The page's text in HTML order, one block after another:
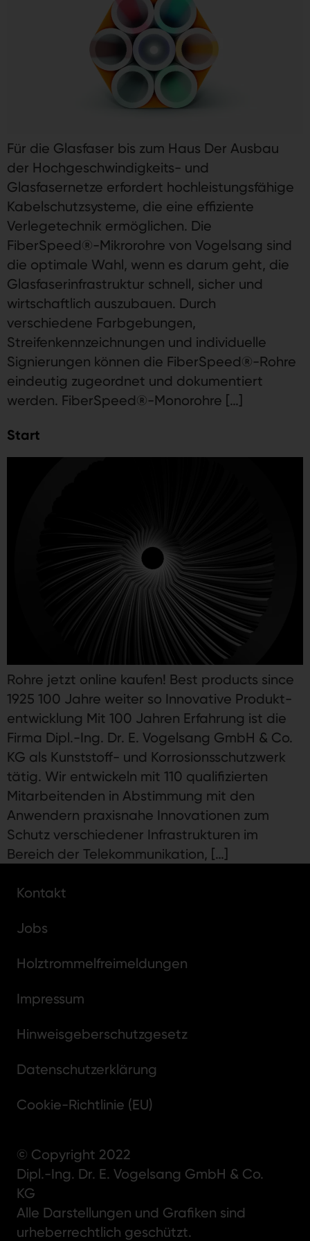
Für die Glasfaser bis zum Haus Der Ausbau
der Hochgeschwindigkeits- und
Glasfasernetze erfordert hochleistungsfähige
Kabelschutzsysteme, die eine effiziente
Verlegetechnik ermöglichen. Die
FiberSpeed®-Mikrorohre von Vogelsang sind
die optimale Wahl, wenn es darum geht, die
Glasfaserinfrastruktur schnell, sicher und
wirtschaftlich auszubauen. Durch
verschiedene Farbgebungen,
Streifenkennzeichnungen und individuelle
Signierungen können die FiberSpeed®-Rohre
eindeutig zugeordnet und dokumentiert
werden. FiberSpeed®-Monorohre […]
Start
Rohre jetzt online kaufen! Best products since
1925 100 Jahre weiter so Innovative Produkt­
entwicklung Mit 100 Jahren Erfahrung ist die
Firma Dipl.-Ing. Dr. E. Vogelsang GmbH & Co.
KG als Kunststoff- und Korrosionsschutzwerk
tätig. Wir entwickeln mit 110 qualifizierten
Mitarbeitenden in Abstimmung mit den
Anwendern praxisnahe Innovationen zum
Schutz verschiedener Infrastrukturen im
Bereich der Telekommunikation, […]
Kontakt
Jobs
Holztrommelfreimeldungen
Impressum
Hinweisgeberschutzgesetz
Datenschutzerklärung
Cookie-Richtlinie (EU)
© Copyright 2022
Dipl.-Ing. Dr. E. Vogelsang GmbH & Co.
KG
Alle Darstellungen und Grafiken sind
urheberrechtlich geschützt.